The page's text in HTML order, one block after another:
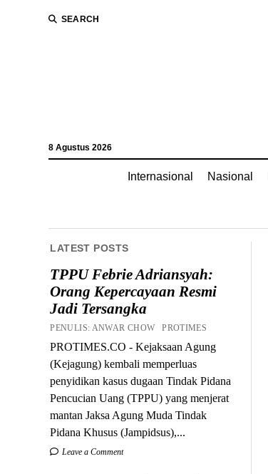
SEARCH
8 Agustus 2026
Internasional Nasional
LATEST POSTS
TPPU Febrie Adriansyah:
Orang Kepercayaan Resmi
Jadi Tersangka
PENULIS: ANWAR CHOW PROTIMES
PROTIMES.CO - Kejaksaan Agung
(Kejagung) kembali memperluas
penyidikan kasus dugaan Tindak Pidana
Pencucian Uang (TPPU) yang menjerat
mantan Jaksa Agung Muda Tindak
Pidana Khusus (Jampidsus),...
Leave a Comment